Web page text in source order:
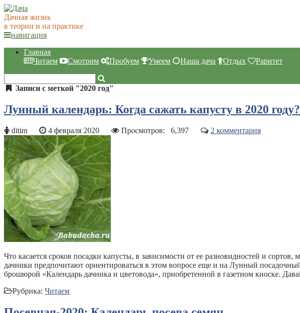
Дачная жизнь
в теории и на практике
навигация
Главная
Читаем
Смотрим Пробуем Умеем Наша дача Отдых Раритет
Записи с меткой "2020 год"
Лунный календарь: Когда сажать капусту в 2020 году?
ditim 4 февраля 2020 Просмотров: 6,397 2 комментария
Что касается сроков посадки капусты, в зависимости от ее разновидностей и
дачники предпочитают ориентироваться в этом вопросе еще и на Лунный
брошюрой «Календарь дачника и цветовода», приобретенной в газетном киоске.
Рубрика: Читаем